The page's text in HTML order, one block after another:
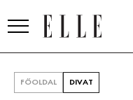
FŐOLDAL DIVAT